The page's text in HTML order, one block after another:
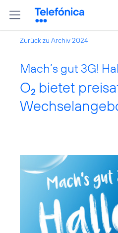
Zurück zu Archiv 2024
Mach’s gut 3G!
O2 bietet